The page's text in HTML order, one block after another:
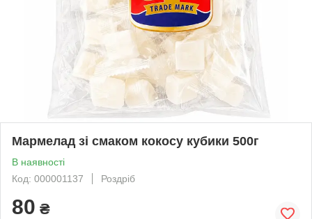
Мармелад зі смаком кокосу кубики 500г
В наявності
Код: 000001137
Роздріб
80 ₴